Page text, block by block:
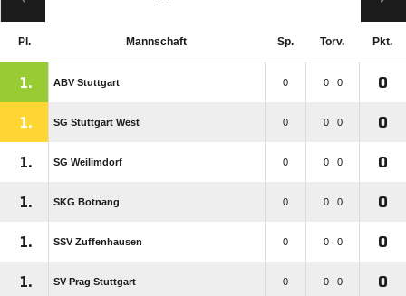
Pl. Mannschaft Sp. Torv. Pkt.
1. ABV Stuttgart 0 0 : 0 0
1. SG Stuttgart West 0 0 : 0 0
1. SG Weilimdorf 0 0 : 0 0
1. SKG Botnang 0 0 : 0 0
1. SSV Zuffenhausen 0 0 : 0 0
1. SV Prag Stuttgart 0 0 : 0 0